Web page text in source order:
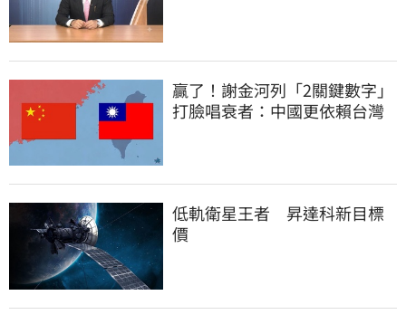
贏了！謝金河列「2關鍵數字」
打臉唱衰者：中國更依賴台灣
低軌衛星王者 昇達科新目標
價